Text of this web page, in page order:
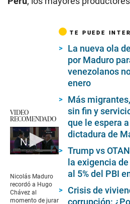
VIDEO
RECOMENDADO
Nicolás Maduro asume tercer mandato en Venezuela
of
2
minutes,
46
Nicolás Maduro
recordó a Hugo
Chávez al
momento de jurar
TE PUEDE
La nueva ola
por Maduro
venezolanos
enero
Más
sin fin y
que le espera
dictadura de
Trump vs
la exigencia
al 5% del PBI
Crisis de
corrupción: